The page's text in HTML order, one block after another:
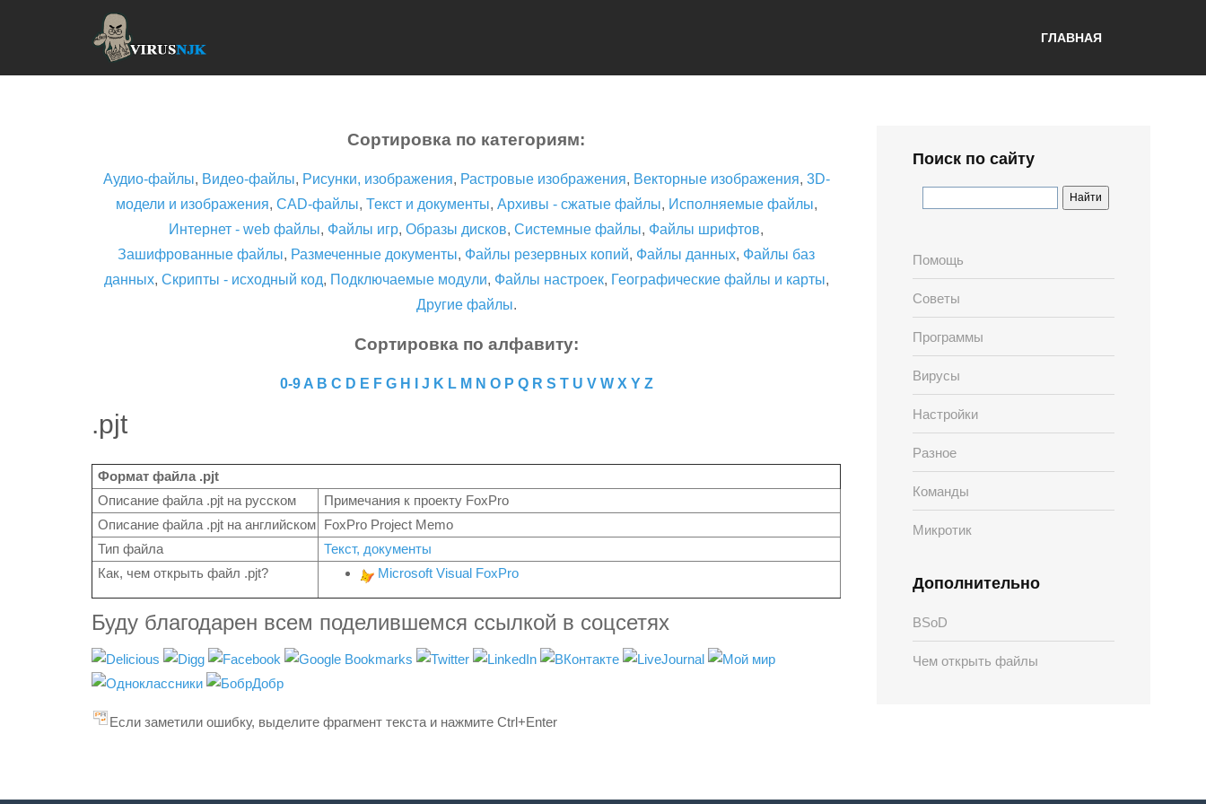
ГЛАВНАЯ
Сортировка по категориям:
Аудио-файлы, Видео-файлы, Рисунки, изображения, Растровые изображения, Векторные изображения, 3D-
модели и изображения, CAD-файлы, Текст и документы, Архивы - сжатые файлы, Исполняемые файлы,
Интернет - web файлы, Файлы игр, Образы дисков, Системные файлы, Файлы шрифтов,
Зашифрованные файлы, Размеченные документы, Файлы резервных копий, Файлы данных, Файлы баз
данных, Скрипты - исходный код, Подключаемые модули, Файлы настроек, Географические файлы и карты,
Другие файлы.
Сортировка по алфавиту:
0-9 A B C D E F G H J K L M N O P Q R S T U V W X Y Z
.pjt
Формат файла .pjt
Описание файла .pjt на русском
Примечания к проекту FoxPro
Описание файла .pjt на английском FoxPro Project Memo
Тип файла
Текст, документы
Как, чем открыть файл .pjt?
Microsoft Visual FoxPro
Буду благодарен всем поделившемся ссылкой в соцсетях
Если заметили ошибку, выделите фрагмент текста и нажмите Ctrl+Enter
Поиск по сайту
Помощь
Советы
Программы
Вирусы
Настройки
Разное
Команды
Микротик
Дополнительно
BSoD
Чем открыть файлы